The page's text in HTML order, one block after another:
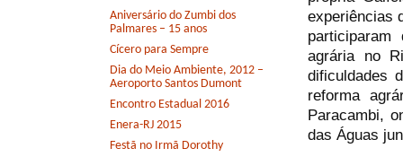
Aniversário do Zumbi dos
Palmares – 15 anos
Cícero para Sempre
Dia do Meio Ambiente, 2012 –
Aeroporto Santos Dumont
Encontro Estadual 2016
Enera-RJ 2015
Festã no Irmã Dorothy
experiências
agrária no
dificuldades
reforma
Paracambi,
das Águas